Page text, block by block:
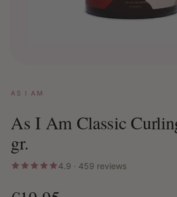
AS I AM
As I Am Classic
gr.
4.9 · 459 reviews